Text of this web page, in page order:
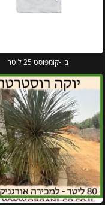
ביו-קומפוסט 25 ליטר